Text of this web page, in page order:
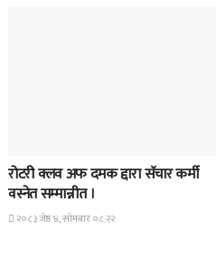
रोटरी क्लव अफ दमक द्दारा सॅचार कर्मी
वस्नेत सम्मान्नीत ।
२०८३ जेष्ठ ४, सोमबार ०८:२२